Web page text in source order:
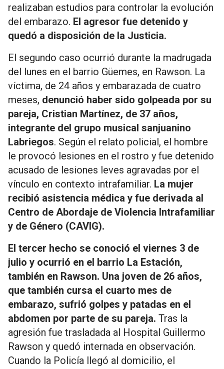
realizaban estudios para controlar la evolución
del embarazo. El agresor fue detenido y
quedó a disposición de la Justicia.
El segundo caso ocurrió durante la madrugada
del lunes en el barrio Güemes, en Rawson. La
víctima, de 24 años y embarazada de cuatro
meses, denunció haber sido golpeada por su
pareja, Cristian Martínez, de 37 años,
integrante del grupo musical sanjuanino
Labriegos. Según el relato policial, el hombre
le provocó lesiones en el rostro y fue detenido
acusado de lesiones leves agravadas por el
vínculo en contexto intrafamiliar. La mujer
recibió asistencia médica y fue derivada al
Centro de Abordaje de Violencia Intrafamiliar
y de Género (CAVIG).
El tercer hecho se conoció el viernes 3 de
julio y ocurrió en el barrio La Estación,
también en Rawson. Una joven de 26 años,
que también cursa el cuarto mes de
embarazo, sufrió golpes y patadas en el
abdomen por parte de su pareja. Tras la
agresión fue trasladada al Hospital Guillermo
Rawson y quedó internada en observación.
Cuando la Policía llegó al domicilio, el